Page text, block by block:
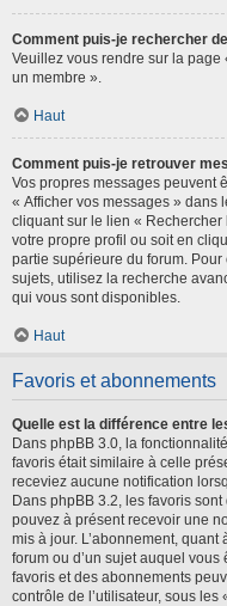
Comment puis-je rechercher
Veuillez vous rendre sur la
un membre ».
Haut
Comment puis-je retrouver
Vos propres messages peuvent
« Afficher vos messages » dans
cliquant sur le lien « Rechercher
votre propre profil ou soit en
partie supérieure du forum.
sujets, utilisez la recherche
qui vous sont disponibles.
Haut
Favoris et abonnements
Quelle est la différence entre
Dans phpBB 3.0, la
favoris était similaire à celle
receviez aucune notification
Dans phpBB 3.2, les favoris
pouvez à présent recevoir une
mis à jour. L’abonnement,
forum ou d’un sujet auquel
favoris et des abonnements
contrôle de l’utilisateur, sous les